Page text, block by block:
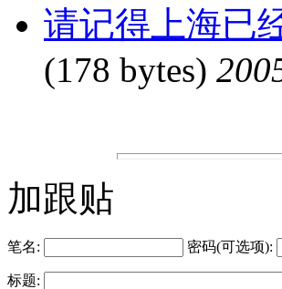
请记得上海已
(178 bytes)
加跟贴
笔名: 密码(可选项):
标题: